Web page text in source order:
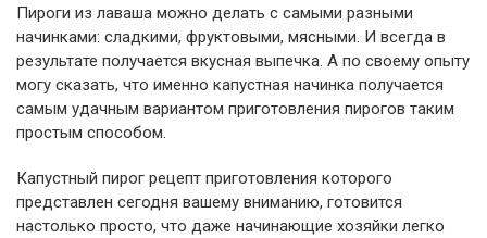
Пироги из лаваша можно делать с самыми разными
начинками: сладкими, фруктовыми, мясными. И всегда в
результате получается вкусная выпечка. А по своему опыту
могу сказать, что именно капустная начинка получается
самым удачным вариантом приготовления пирогов таким
простым способом.
Капустный пирог рецепт приготовления которого
представлен сегодня вашему вниманию, готовится
настолько просто, что даже начинающие хозяйки легко